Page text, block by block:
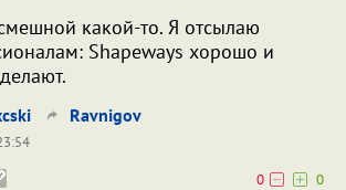
какой-то. Я отсылаю
Shapeways хорошо и
Ravnigov
0
0